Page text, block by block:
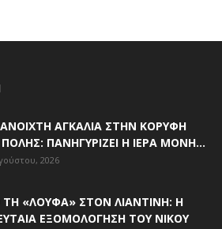
ΑΓΚΑΛΙΆ ΣΤΗΝ ΚΟΡΥΦΉ
ΠΑΝΗΓΥΡΊΖΕΙ Η ΙΕΡΆ ΜΟΝΉ...
2026
«ΛΟΎΦΑ» ΣΤΟΝ ΛΙΑΝΤΊΝΗ: Η
ΕΞΟΜΟΛΌΓΗΣΗ ΤΟΥ ΝΊΚΟΥ